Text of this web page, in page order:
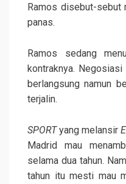
Ramos disebut-sebut
panas.
Ramos sedang
kontraknya. Negosiasi
berlangsung namun
terjalin.
SPORTyang melansir
Madrid mau
selama dua tahun.
tahun itu mesti mau